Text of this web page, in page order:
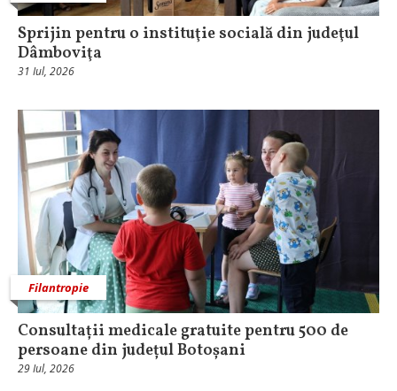
Sprijin pentru o instituţie socială din judeţul
Dâmboviţa
31 Iul, 2026
Filantropie
Consultații medicale gratuite pentru 500 de
persoane din județul Botoșani
29 Iul, 2026